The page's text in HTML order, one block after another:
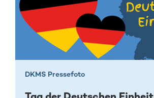
DKMS Pressefoto